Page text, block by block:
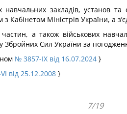
закладів, установ
Кабінетом Міністрів України, а
а також військових
Збройних Сил України за
№ 3857-IX від 16.07.2024 }
від 25.12.2008 }
7/19